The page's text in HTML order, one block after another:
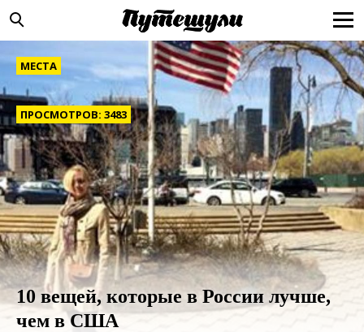
МЕСТА
ПРОСМОТРОВ: 3483
10 вещей, которые в России лучше,
чем в США